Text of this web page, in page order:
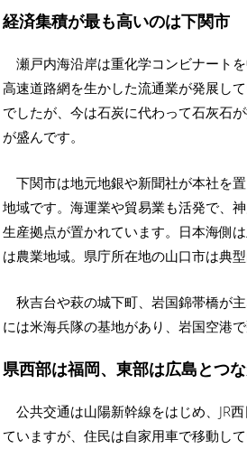
経済集積が最も高いのは下関市
瀬戸内海沿岸は重化学コンビナートを
高速道路網を生かした流通業が発展し
でしたが、今は石炭に代わって石灰石
が盛んです。
下関市は地元地銀や新聞社が本社を
地域です。海運業や貿易業も活発で、
生産拠点が置かれています。日本海側
は農業地域。県庁所在地の山口市は典型
秋吉台や萩の城下町、岩国錦帯橋が
には米海兵隊の基地があり、岩国空港
県西部は福岡、東部は広島とつ
公共交通は山陽新幹線をはじめ、JR
ていますが、住民は自家用車で移動し